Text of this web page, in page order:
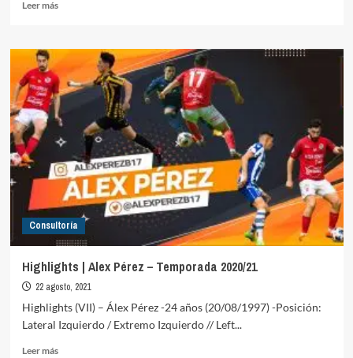
Leer másLeer
Highlights
|
Alex
Pérez
–
Temporada
2021/22
Consultoría
Highlights | Alex Pérez – Temporada 2020/21
22 agosto, 2021
Highlights (VII) – Álex Pérez -24 años (20/08/1997) -Posición:
Lateral Izquierdo / Extremo Izquierdo // Left...
Leer másLeer